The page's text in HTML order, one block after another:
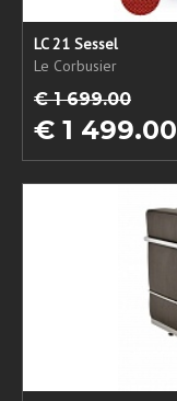
LC 21 Sessel
Le Corbusier
€ 1 699.00
€ 1 499.00